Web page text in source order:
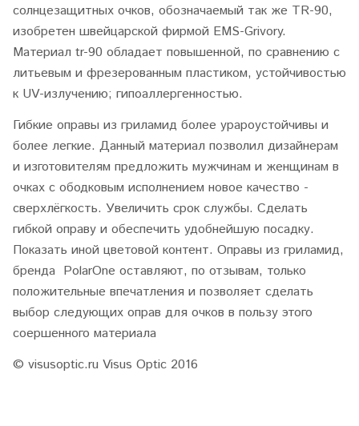
солнцезащитных очков, обозначаемый так же TR-90,
изобретен швейцарской фирмой EMS-Grivory.
Материал tr-90 обладает повышенной, по сравнению с
литьевым и фрезерованным пластиком, устойчивостью
к UV-излучению; гипоаллергенностью.
Гибкие оправы из гриламид более урароустойчивы и
более легкие. Данный материал позволил дизайнерам
и изготовителям предложить мужчинам и женщинам в
очках с ободковым исполнением новое качество -
сверхлёгкость. Увеличить срок службы. Сделать
гибкой оправу и обеспечить удобнейшую посадку.
Показать иной цветовой контент. Оправы из гриламид,
бренда PolarOne оставляют, по отзывам, только
положительные впечатления и позволяет сделать
выбор следующих оправ для очков в пользу этого
соершенного материала
© visusoptic.ru Visus Optic 2016